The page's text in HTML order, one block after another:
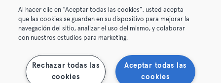
© 2026 Urban Sports Group GmbH. All rights reserved.
Términos y condiciones Privacidad
Rescindir contratos aquí Desistir de contratos aquí
Al hacer clic en “Aceptar todas las cookies”, usted acepta
que las cookies se guarden en su dispositivo para mejorar la
navegación del sitio, analizar el uso del mismo, y colaborar
con nuestros estudios para marketing.
Aceptar todas las
cookies
Rechazar todas las
cookies